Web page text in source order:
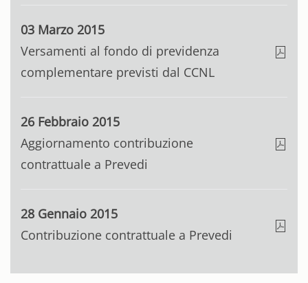
03 Marzo 2015
Versamenti al fondo di previdenza
complementare previsti dal CCNL
26 Febbraio 2015
Aggiornamento contribuzione
contrattuale a Prevedi
28 Gennaio 2015
Contribuzione contrattuale a Prevedi